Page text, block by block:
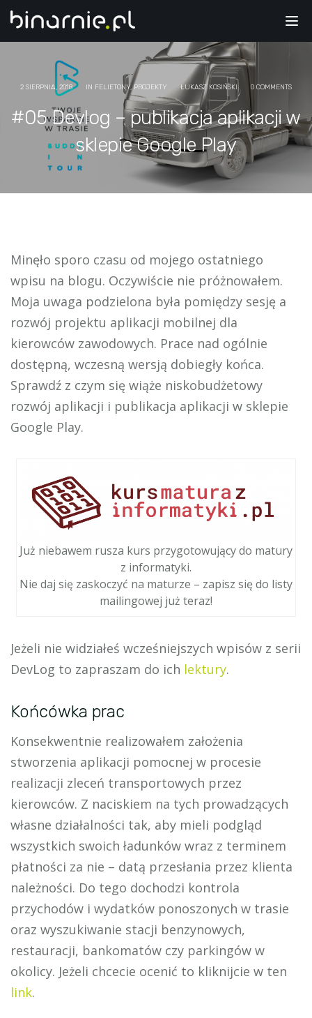
2 SIERPNIA, 2018 IN FELIETONY,PROJEKTY ŁUKASZ KOSIŃSKI 0 COMMENTS
#05 Devlog – publikacja aplikacji w
sklepie Google Play
Minęło sporo czasu od mojego ostatniego
wpisu na blogu. Oczywiście nie próżnowałem.
Moja uwaga podzielona była pomiędzy sesję a
rozwój projektu aplikacji mobilnej dla
kierowców zawodowych. Prace nad ogólnie
dostępną, wczesną wersją dobiegły końca.
Sprawdź z czym się wiąże niskobudżetowy
rozwój aplikacji i publikacja aplikacji w sklepie
Google Play.
Już niebawem rusza kurs przygotowujący do matury
z informatyki.
Nie daj się zaskoczyć na maturze – zapisz się do listy
mailingowej już teraz!
Jeżeli nie widziałeś wcześniejszych wpisów z serii
DevLog to zapraszam do ich lektury.
Końcówka prac
Konsekwentnie realizowałem założenia
stworzenia aplikacji pomocnej w procesie
realizacji zleceń transportowych przez
kierowców. Z naciskiem na tych prowadzących
własne działalności tak, aby mieli podgląd
wszystkich swoich ładunków wraz z terminem
płatności za nie – datą przesłania przez klienta
należności. Do tego dochodzi kontrola
przychodów i wydatków ponoszonych w trasie
oraz wyszukiwanie stacji benzynowych,
restauracji, bankomatów czy parkingów w
okolicy. Jeżeli chcecie ocenić to kliknijcie w ten
link.